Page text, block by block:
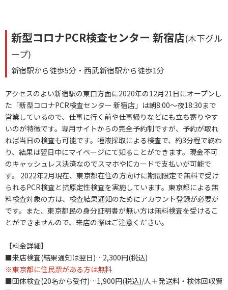
新型コロナPCR検査センター 新宿店(木下グル
ープ)
新宿駅から徒歩5分・西武新宿駅から徒歩1分
アクセスのよい新宿駅の東口方面に2020年の12月21日にオープンし
た「新型コロナPCR検査センター 新宿店」は朝8:00～夜18:30まで
営業しているので、仕事に行く前や仕事帰りなどにも立ち寄りやす
いのが特徴です。専用サイトからの完全予約制ですが、予約が取れ
れば当日の検査も可能です。唾液採取による検査で、約3分程で終わ
り、結果は翌日中にマイページにて知ることができます。現金不可
のキャッシュレス決済なのでスマホやICカードで支払いが可能で
す。 2022年2月現在、東京都在住の方向けに期間限定で無料で受け
られるPCR検査と抗原定性検査を実施しています。東京都による無
料検査対象の方は、検査結果通知のためにアカウント登録が必要が
です。また、東京都民の身分証明書が無い方は無料検査を受けるこ
とができませんので、来店の際はご注意ください。
【料金詳細】
■来店検査(結果通知は翌日)…2,300円(税込)
※東京都に住民票がある方は無料
■団体検査(20名から受付)…1,900円(税込)/人＋発送料・検体回収費